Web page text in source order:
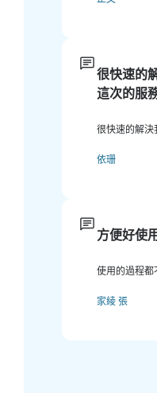
很快速的
這次的服
很快速的解決
依珊
方便好使用
使用的過程都
家綾 張